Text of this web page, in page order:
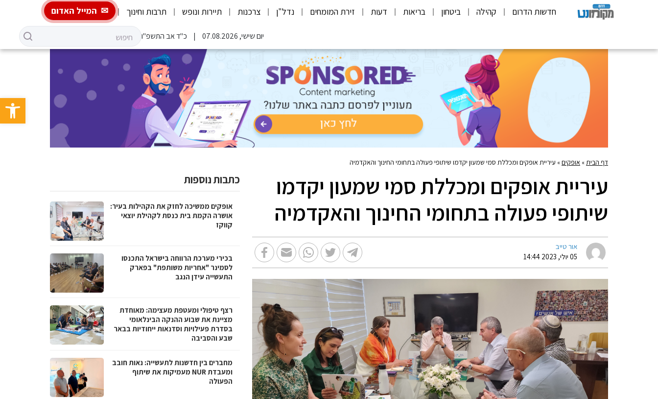
פתח
חדשות הדרום קהילה ביטחון בריאות דעות זירת המומחים נדל"ן צרכנות תיירות ונופש תרבות וחינוך המייל האדום
יום שישי, 07.08.2026 כ"ד אב התשפ"ו
דף הבית » אופקים» עיריית אופקים ומכללת סמי שמעון יקדמו שיתופי פעולה בתחומי החינוך והאקדמיה
עיריית אופקים ומכללת סמי שמעון יקדמו
שיתופי פעולה בתחומי החינוך והאקדמיה
אור טייב
05 יולי, 2023 14:44
כתבות נוספות
אופקים ממשיכה לחזק את הקהילות בעיר:
אושרה הקמת בית כנסת לקהילת יוצאי
קווקז
בכירי מערכת הרווחה בישראל התכנסו
לסמינר "אחריות משותפת" בפארק
התעשייה עידן הנגב
רצף טיפולי ומעטפת מעצימה: מאוחדת
מציינת את שבוע ההנקה הבינלאומי
בסדרת פעילויות וסדנאות ייחודיות בבאר
שבע והסביבה
מחברים בין חדשנות לתעשייה: נאות חובב
ומעבדת NUR מעמיקות את שיתוף
הפעולה